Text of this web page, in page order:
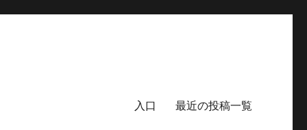
入口 最近の投稿一覧